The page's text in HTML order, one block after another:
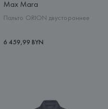
Max Mara
Пальто ORION двустороннее
6 459,99 BYN